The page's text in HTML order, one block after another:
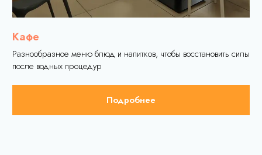
otdyh@ekvator.site
23:00 Пт-Сб с 10:00
+7 (343) 385-45-54
+7 (343) 384-45-54
Оферта